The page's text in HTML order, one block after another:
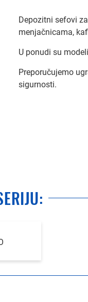
Depozitni sefovi
menjačnicama,
U ponudi su
Preporučujemo
sigurnosti.